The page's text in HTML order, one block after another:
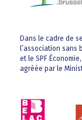
Dans le cadre de
l’association sans
et le SPF
agréée par le